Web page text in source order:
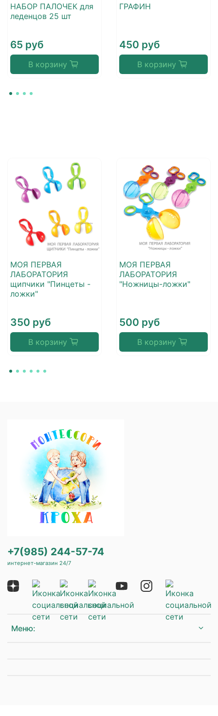
НАБОР ПАЛОЧЕК для
леденцов 25 шт
65 руб
В корзину
ГРАФИН
450 руб
В корзину
МОЯ ПЕРВАЯ
ЛАБОРАТОРИЯ
щипчики "Пинцеты -
ложки"
350 руб
В корзину
МОЯ ПЕРВАЯ
ЛАБОРАТОРИЯ
"Ножницы-ложки"
500 руб
В корзину
Меню:
+7(985) 244-57-74
интернет-магазин 24/7